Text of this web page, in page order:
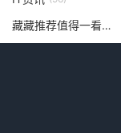
藏藏推荐值得一看(73)